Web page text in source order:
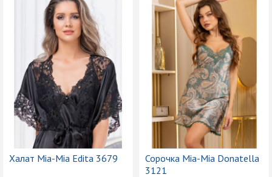
Халат Mia-Mia Edita 3679
Сорочка Mia-Mia Donatella
3121